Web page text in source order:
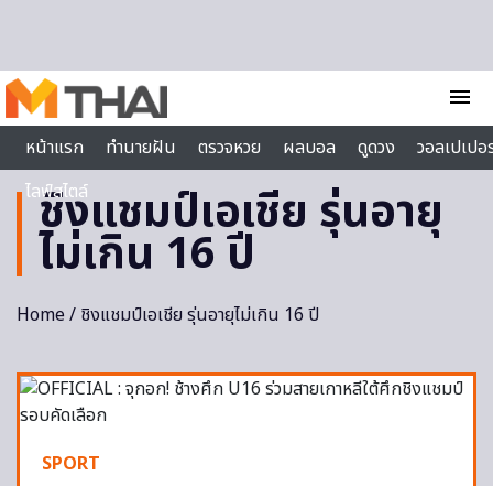
menu
หน้าแรก
ทำนายฝัน ตรวจหวย ผลบอล ดูดวง
วอลเปเป
ไลฟ์สไตล์
ชิงแชมป์เอเชีย รุ่นอายุ
ไม่เกิน 16 ปี
Home/ ชิงแชมป์เอเชีย รุ่นอายุไม่เกิน 16 ปี
SPORT